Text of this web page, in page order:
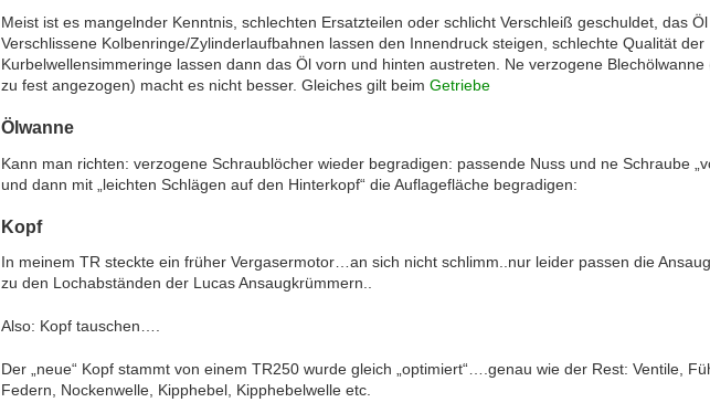
Meist ist es mangelnder Kenntnis, schlechten Ersatzteilen oder schlicht Verschleiß geschuldet, das
Verschlissene Kolbenringe/Zylinderlaufbahnen lassen den Innendruck steigen, schlechte Qualität der
Kurbelwellensimmeringe lassen dann das Öl vorn und hinten austreten. Ne verzogene Blechölwanne
zu fest angezogen) macht es nicht besser. Gleiches gilt beim Getriebe
Ölwanne
Kann man richten: verzogene Schraublöcher wieder begradigen: passende Nuss und ne Schraube
und dann mit „leichten Schlägen auf den Hinterkopf“ die Auflagefläche begradigen:
Kopf
In meinem TR steckte ein früher Vergasermotor…an sich nicht schlimm..nur leider passen die
zu den Lochabständen der Lucas Ansaugkrümmern..
Also: Kopf tauschen….
Der „neue“ Kopf stammt von einem TR250 wurde gleich „optimiert“….genau wie der Rest: Ventile,
Federn, Nockenwelle, Kipphebel, Kipphebelwelle etc.